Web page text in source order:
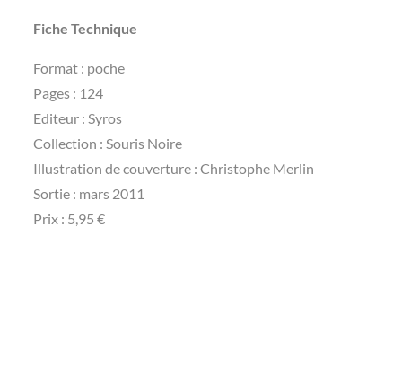
Fiche Technique
Format : poche
Pages : 124
Editeur : Syros
Collection : Souris Noire
Illustration de couverture : Christophe Merlin
Sortie : mars 2011
Prix : 5,95 €